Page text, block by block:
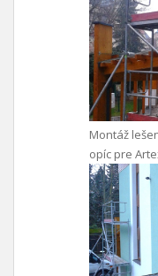
Montáž
opíc pre